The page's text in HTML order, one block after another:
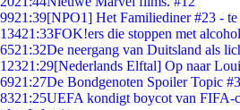
9921:39[NPO1] Het Familiediner #23 - te
13421:33FOK!ers die stoppen met
6521:32De neergang van Duitsland als
12321:29[Nederlands Elftal] Op naar
6921:27De Bondgenoten Spoiler Topic #3
8321:25UEFA kondigt boycot van FIFA-